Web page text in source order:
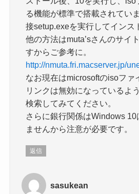
る機能が標準で搭載されてい
接setup.exeを実行してインス
他の方法はmuta’sさんのサイ
すからご参考に。
http://nmuta.fri.macserver.jp/
なお現在はmicrosoftのisoファ
リンクは無効になっているよ
検索してみてください。
さらに銀行関係はWindows
ませんから注意が必要です。
返信
sasukean